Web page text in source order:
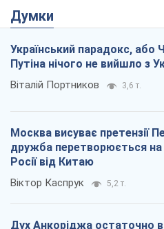
Думки
Український парадокс, або
Путіна нічого не вийшло з
Віталій Портников 3,6 т.
Москва висуває претензії
дружба перетворюється на
Росії від Китаю
Віктор Каспрук 5,2 т.
Дух Анкоріджа остаточно